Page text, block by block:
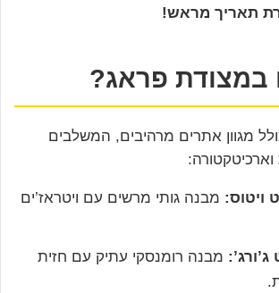
במצודת פראג?
מגוון אתרים מרהיבים, המשלבים
ויטוס: מבנה גותי מרשים עם ויטראז’ים
מבנה רומנסקי עתיק עם חזית